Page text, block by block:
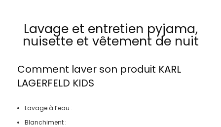
Lavage et entretien pyjama,
nuisette et vêtement de nuit
Comment laver son produit KARL
LAGERFELD KIDS
Lavage à l’eau :
Blanchiment :